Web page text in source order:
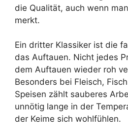
die Qualität, auch wenn
merkt.
Ein dritter Klassiker ist die
das Auftauen. Nicht jedes
dem Auftauen wieder roh
Besonders bei Fleisch,
Speisen zählt sauberes
unnötig lange in der
der Keime sich wohlfühlen.